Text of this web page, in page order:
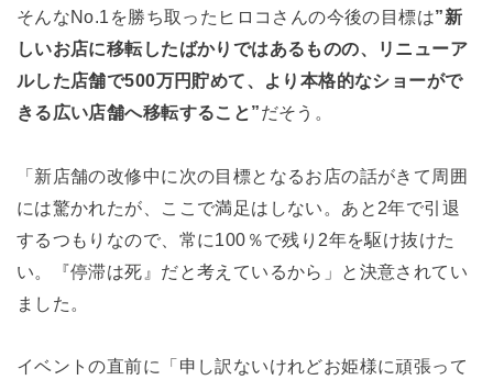
そんなNo.1を勝ち取ったヒロコさんの今後の目標は”新
しいお店に移転したばかりではあるものの、リニューア
ルした店舗で500万円貯めて、より本格的なショーがで
きる広い店舗へ移転すること”だそう。
「新店舗の改修中に次の目標となるお店の話がきて周囲
には驚かれたが、ここで満足はしない。あと2年で引退
するつもりなので、常に100％で残り2年を駆け抜けた
い。『停滞は死』だと考えているから」と決意されてい
ました。
イベントの直前に「申し訳ないけれどお姫様に頑張って